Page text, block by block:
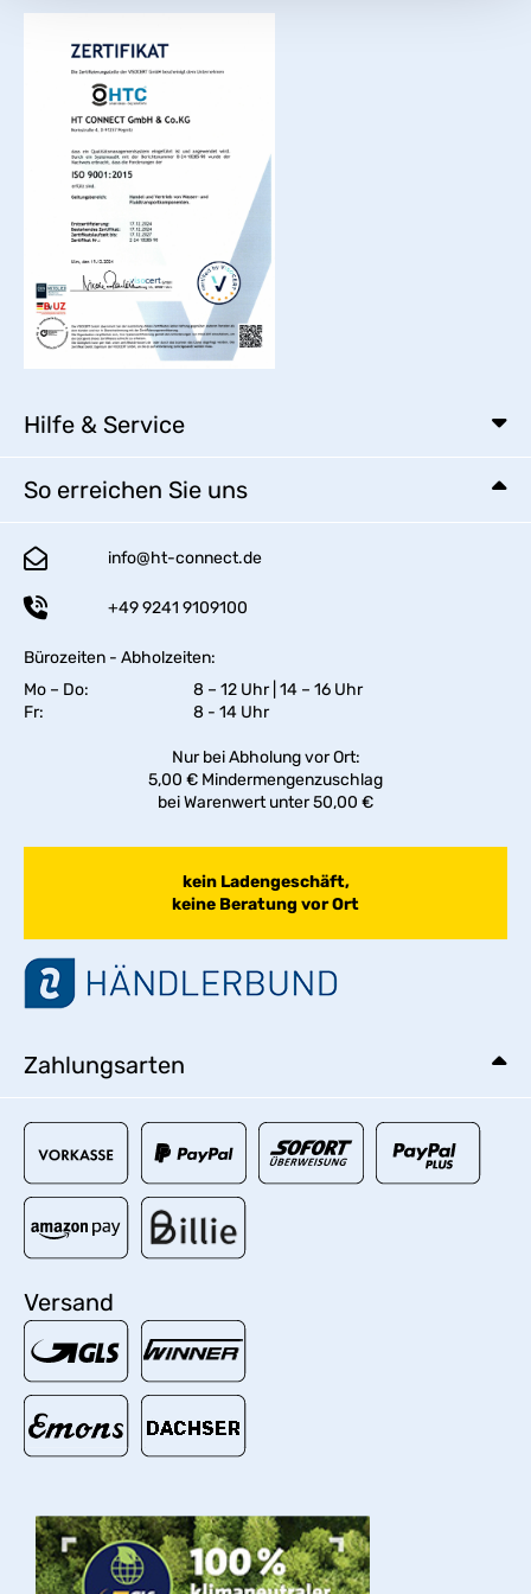
Hilfe & Service
So erreichen Sie uns
info@ht-connect.de
+49 9241 9109100
Bürozeiten - Abholzeiten:
Mo – Do:
8 – 12 Uhr | 14 – 16 Uhr
Fr:
8 - 14 Uhr
Nur bei Abholung vor Ort:
5,00 € Mindermengenzuschlag
bei Warenwert unter 50,00 €
kein Ladengeschäft,
keine Beratung vor Ort
Zahlungsarten
Versand